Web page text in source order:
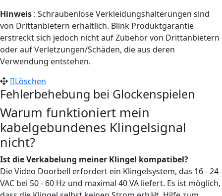
Hinweis : Schraubenlose Verkleidungshalterungen sind
von Drittanbietern erhältlich. Blink Produktgarantie
erstreckt sich jedoch nicht auf Zubehör von Drittanbietern
oder auf Verletzungen/Schäden, die aus deren
Verwendung entstehen.
Löschen
Fehlerbehebung bei Glockenspielen
Warum funktioniert mein
kabelgebundenes Klingelsignal
nicht?
Ist die Verkabelung meiner Klingel kompatibel?
Die Video Doorbell erfordert ein Klingelsystem, das 16 - 24
VAC bei 50 - 60 Hz und maximal 40 VA liefert. Es ist möglich,